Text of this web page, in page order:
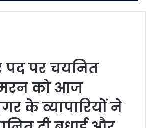
पद पर चयनित
को आज
के व्यापारियों ने